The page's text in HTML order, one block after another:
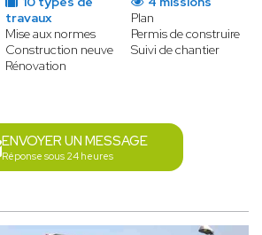
travaux
Mise aux normes
Construction neuve
Rénovation
Plan
Permis de construire
Suivi de chantier
ENVOYER UN MESSAGE
Réponse sous 24 heures